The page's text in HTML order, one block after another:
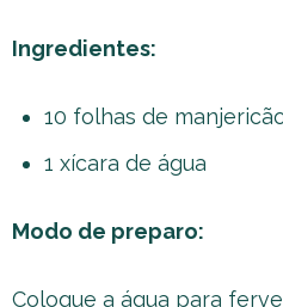
Ingredientes:
10 folhas de
1 xícara de água
Modo de preparo:
Coloque a água para